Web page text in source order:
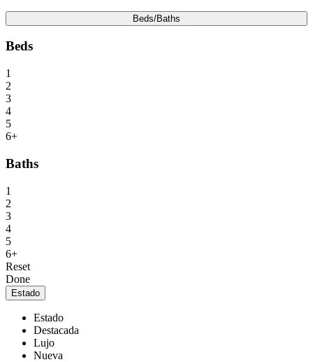
Beds/Baths
Beds
1
2
3
4
5
6+
Baths
1
2
3
4
5
6+
Reset
Done
Estado
Estado
Destacada
Lujo
Nueva